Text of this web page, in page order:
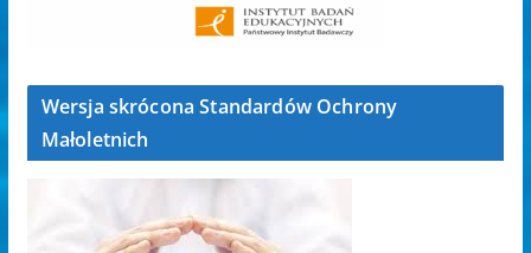
Wersja skrócona Standardów Ochrony
Małoletnich